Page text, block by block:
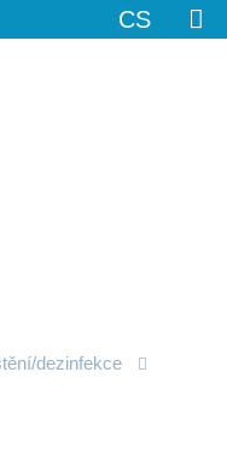
CS
­dezinfekce